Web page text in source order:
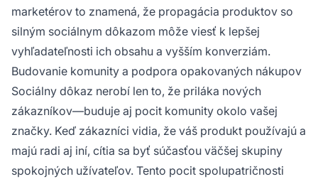
marketérov to znamená, že propagácia produktov so
silným sociálnym dôkazom môže viesť k lepšej
vyhľadateľnosti ich obsahu a vyšším konverziám.
Budovanie komunity a podpora opakovaných nákupov
Sociálny dôkaz nerobí len to, že priláka nových
zákazníkov—buduje aj pocit komunity okolo vašej
značky. Keď zákazníci vidia, že váš produkt používajú a
majú radi aj iní, cítia sa byť súčasťou väčšej skupiny
spokojných užívateľov. Tento pocit spolupatričnosti